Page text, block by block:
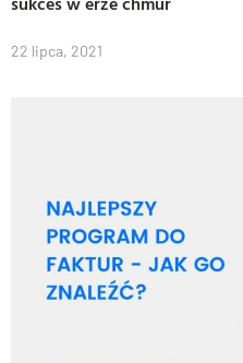
22 lipca, 2021